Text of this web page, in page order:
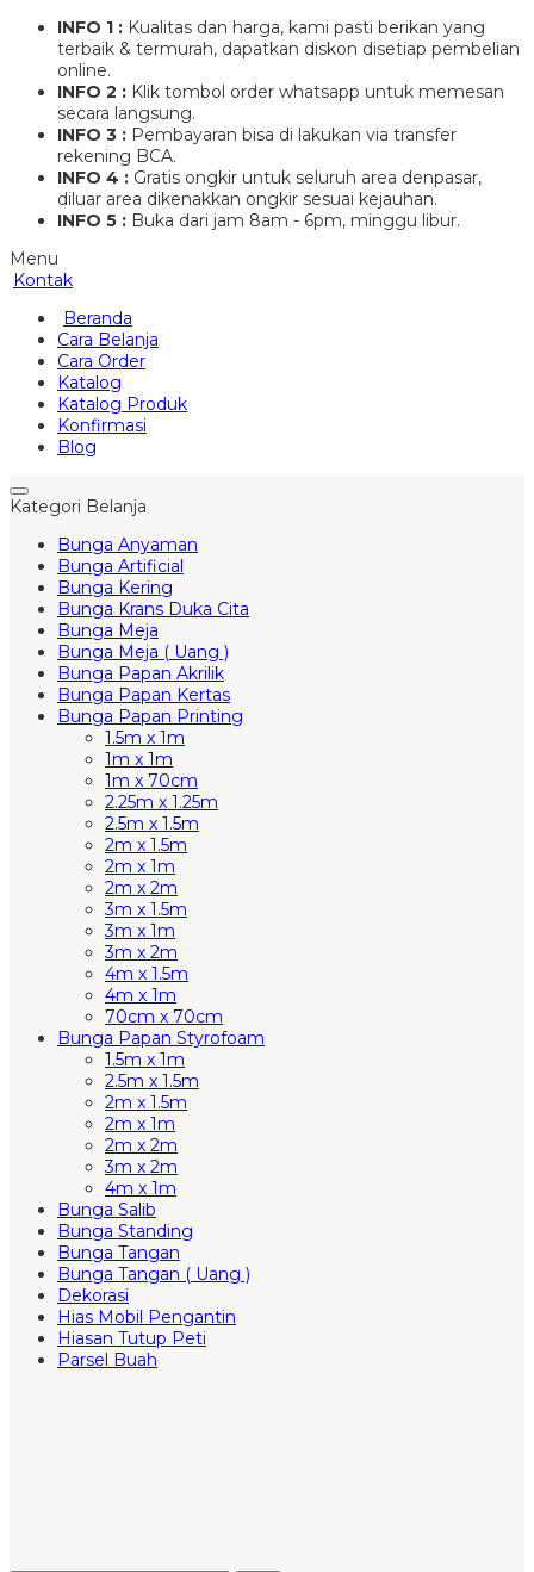
INFO 1 : Kualitas dan harga, kami pasti berikan yang
terbaik & termurah, dapatkan diskon disetiap pembelian
online.
INFO 2 : Klik tombol order whatsapp untuk memesan
secara langsung.
INFO 3 : Pembayaran bisa di lakukan via transfer
rekening BCA.
INFO 4 : Gratis ongkir untuk seluruh area denpasar,
diluar area dikenakkan ongkir sesuai kejauhan.
INFO 5 : Buka dari jam 8am - 6pm, minggu libur.
Menu
Kontak
Beranda
Cara Belanja
Cara Order
Katalog
Katalog Produk
Konfirmasi
Blog
Kategori Belanja
Bunga Anyaman
Bunga Artificial
Bunga Kering
Bunga Krans Duka Cita
Bunga Meja
Bunga Meja ( Uang )
Bunga Papan Akrilik
Bunga Papan Kertas
Bunga Papan Printing
1.5m x 1m
1m x 1m
1m x 70cm
2.25m x 1.25m
2.5m x 1.5m
2m x 1.5m
2m x 1m
2m x 2m
3m x 1.5m
3m x 1m
3m x 2m
4m x 1.5m
4m x 1m
70cm x 70cm
Bunga Papan Styrofoam
1.5m x 1m
2.5m x 1.5m
2m x 1.5m
2m x 1m
2m x 2m
3m x 2m
4m x 1m
Bunga Salib
Bunga Standing
Bunga Tangan
Bunga Tangan ( Uang )
Dekorasi
Hias Mobil Pengantin
Hiasan Tutup Peti
Parsel Buah